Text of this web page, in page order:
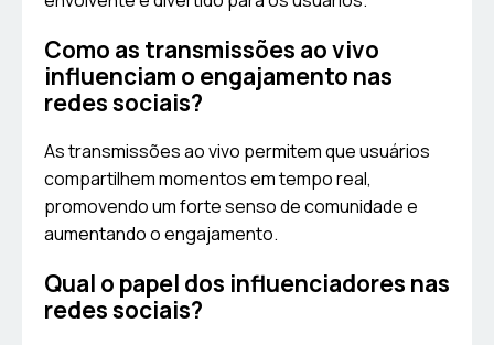
Como as transmissões ao vivo
influenciam o engajamento nas
redes sociais?
As transmissões ao vivo permitem que usuários
compartilhem momentos em tempo real,
promovendo um forte senso de comunidade e
aumentando o engajamento.
Qual o papel dos influenciadores nas
redes sociais?